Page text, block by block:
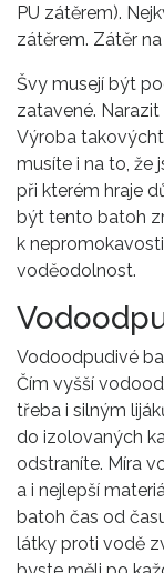
PU zátěrem).
zátěrem. Zátěr
Švy musejí být
zatavené.
Výroba
musíte i na to, že
při kterém hraje
být tento batoh
k
voděodolnost.
Vodoodpudivé
Čím vyšší
třeba i silným
do izolovaných
odstraníte. Míra
a i nejlepší
batoh čas od
látky proti vodě